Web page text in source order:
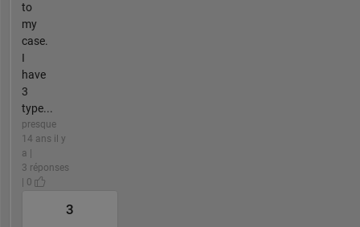
to
my
case.
I
have
3
type...
presque
14 ans il y
a |
3 réponses
| 0
3